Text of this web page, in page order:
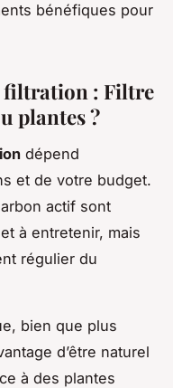
bénéfiques pour
filtration : Filtre
plantes ?
dépend
et de votre budget.
actif sont
à entretenir, mais
régulier du
bien que plus
d’être naturel
à des plantes